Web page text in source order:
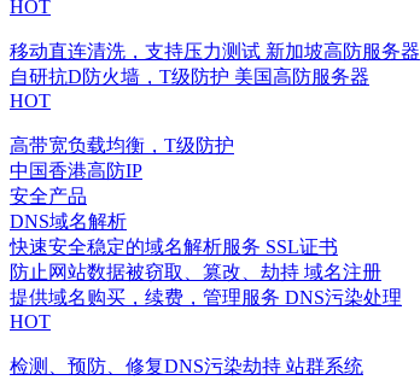
HOT
移动直连清洗，支持压力测试 新加坡高防服务器
自研抗D防火墙，T级防护 美国高防服务器
HOT
高带宽负载均衡，T级防护
中国香港高防IP
安全产品
DNS域名解析
快速安全稳定的域名解析服务 SSL证书
防止网站数据被窃取、篡改、劫持 域名注册
提供域名购买，续费，管理服务 DNS污染处理
HOT
检测、预防、修复DNS污染劫持 站群系统